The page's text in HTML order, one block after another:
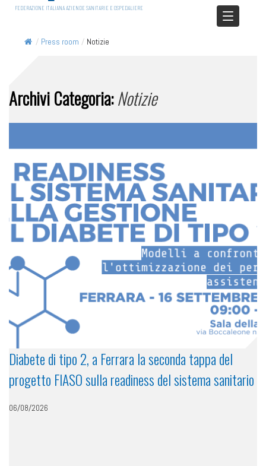
FEDERAZIONE ITALIANA AZIENDE SANITARIE E OSPEDALIERE
/ Press room / Notizie
Archivi Categoria:Notizie
Diabete di tipo 2, a Ferrara la seconda tappa del
progetto FIASO sulla readiness del sistema sanitario
06/08/2026